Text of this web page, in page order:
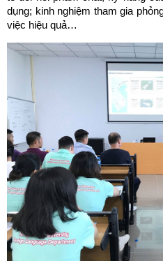
dụng; kinh nghiệm tham gia
việc hiệu quả…